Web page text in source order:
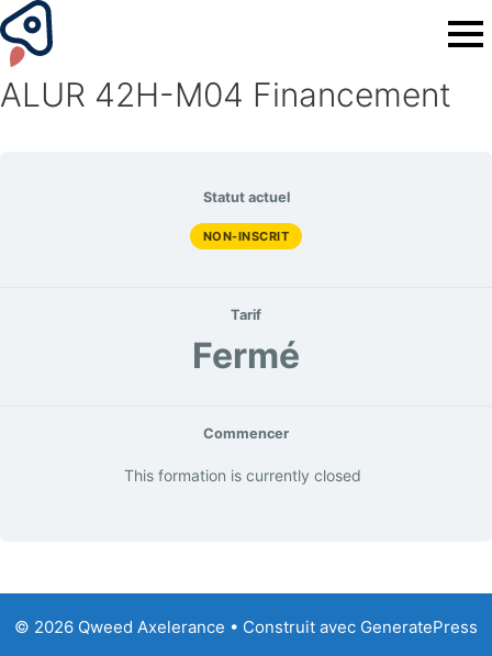
ALUR 42H-M04 Financement
Statut actuel
NON-INSCRIT
Tarif
Fermé
Commencer
This formation is currently closed
© 2026 Qweed Axelerance • Construit avec GeneratePress